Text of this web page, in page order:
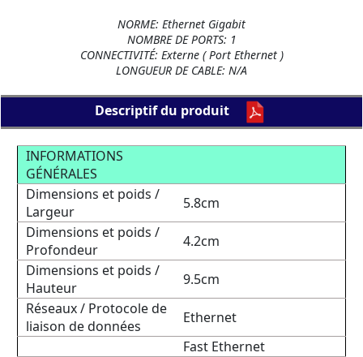
NORME: Ethernet Gigabit
NOMBRE DE PORTS: 1
CONNECTIVITÉ: Externe ( Port Ethernet )
LONGUEUR DE CABLE: N/A
Descriptif du produit
INFORMATIONS
GÉNÉRALES
Dimensions et poids /
Largeur
5.8cm
Dimensions et poids /
Profondeur
4.2cm
Dimensions et poids /
Hauteur
9.5cm
Réseaux / Protocole de
liaison de données
Ethernet
Fast Ethernet